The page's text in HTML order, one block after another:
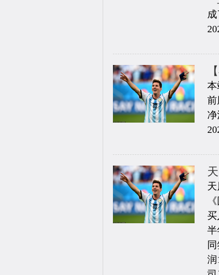
本
前
净
买
半
润